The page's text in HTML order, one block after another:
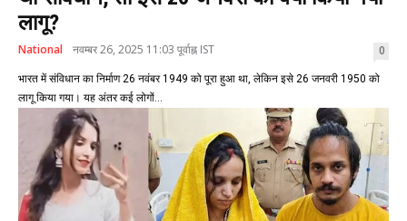
लागू?
National नवम्बर 26, 2025 11:03 पूर्वाह्न IST 0
भारत में संविधान का निर्माण 26 नवंबर 1949 को पूरा हुआ था, लेकिन इसे 26 जनवरी 1950 को
लागू किया गया। यह अंतर कई लोगों...